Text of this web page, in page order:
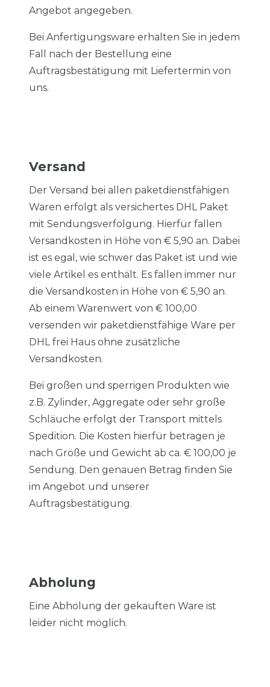
Angebot angegeben.
Bei Anfertigungsware erhalten Sie in jedem
Fall nach der Bestellung eine
Auftragsbestätigung mit Liefertermin von
uns.
Versand
Der Versand bei allen paketdienstfähigen
Waren erfolgt als versichertes DHL Paket
mit Sendungsverfolgung. Hierfür fallen
Versandkosten in Höhe von € 5,90 an. Dabei
ist es egal, wie schwer das Paket ist und wie
viele Artikel es enthält. Es fallen immer nur
die Versandkosten in Höhe von € 5,90 an.
Ab einem Warenwert von € 100,00
versenden wir paketdienstfähige Ware per
DHL frei Haus ohne zusätzliche
Versandkosten.
Bei großen und sperrigen Produkten wie
z.B. Zylinder, Aggregate oder sehr große
Schläuche erfolgt der Transport mittels
Spedition. Die Kosten hierfür betragen je
nach Größe und Gewicht ab ca. € 100,00 je
Sendung. Den genauen Betrag finden Sie
im Angebot und unserer
Auftragsbestätigung.
Abholung
Eine Abholung der gekauften Ware ist
leider nicht möglich.